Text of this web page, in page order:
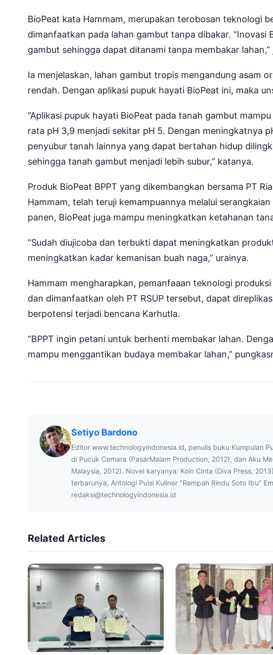
BioPeat kata Hammam, merupakan terobosan teknologi
dimanfaatkan pada lahan gambut tanpa dibakar.
gambut sehingga dapat ditanami tanpa membakar lahan,”
Ia menjelaskan, lahan gambut tropis mengandung asam
rendah. Dengan aplikasi pupuk hayati BioPeat ini, maka
“Aplikasi pupuk hayati BioPeat pada tanah gambut
rata pH 3,9 menjadi sekitar pH 5. Dengan meningkatnya
penyubur tanah lainnya yang dapat bertahan hidup
sehingga tanah gambut menjadi lebih subur,” katanya.
Produk BioPeat BPPT yang dikembangkan bersama PT
Hammam, telah teruji kemampuannya melalui
panen, BioPeat juga mampu meningkatkan ketahanan
“Sudah diujicoba dan terbukti dapat meningkatkan
meningkatkan kadar kemanisan buah naga,” urainya.
Hammam mengharapkan, pemanfaaan teknologi
dan dimanfaatkan oleh PT RSUP tersebut, dapat
berpotensi terjadi bencana Karhutla.
“BPPT ingin petani untuk berhenti membakar lahan.
mampu menggantikan budaya membakar lahan,”
Setiyo Bardono
Editor www.technologyindonesia.id, penulis buku Kumpulan
di Pucuk Cemara (PasarMalam Production, 2012), dan Aku
Malaysia, 2012). Novel karyanya: Koin Cinta (Diva Press,
terbarunya, Antologi Puisi Kuliner "Rempah Rindu Soto Ibu"
redaksi@technologyindonesia.id
Related Articles